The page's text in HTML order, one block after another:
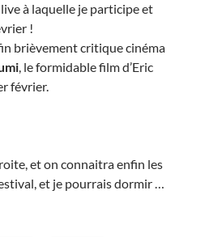
à laquelle je participe et
!
brièvement critique cinéma
, le formidable film d’Eric
février.
et on connaitra enfin les
et je pourrais dormir …